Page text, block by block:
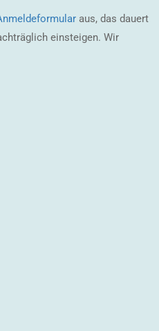
aus, das dauert
einsteigen. Wir